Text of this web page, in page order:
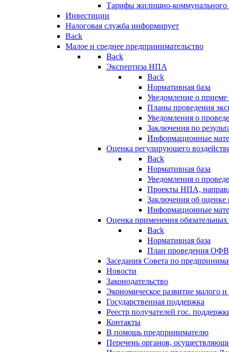
Тарифы жилищно-коммунального
Инвестиции
Налоговая служба информирует
Back
Малое и среднее предпринимательство
Back
Экспертиза НПА
Back
Нормативная база
Уведомление о
Планы проведения
Уведомления о
Заключения по
Информационные
Оценка регулирующего
Back
Нормативная база
Уведомления о
Проекты НПА,
Заключения об
Информационные
Оценка применения
Back
Нормативная база
План проведения
Заседания Совета по
Новости
Законодательство
Экономическое развитие малого и
Государственная поддержка
Реестр получателей гос.
Контакты
В помощь предпринимателю
Перечень органов,